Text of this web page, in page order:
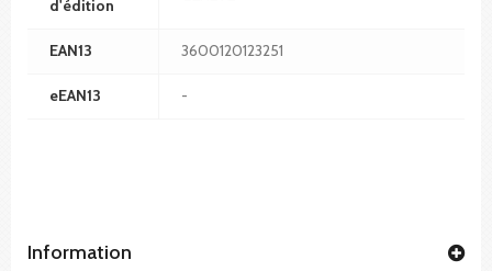
d'édition
EAN13 3600120123251
eEAN13 -
Information